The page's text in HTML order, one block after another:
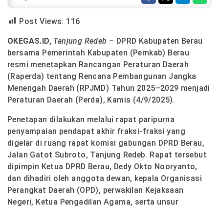
Post Views: 116
OKEGAS.ID, Tanjung Redeb – DPRD Kabupaten Berau
bersama Pemerintah Kabupaten (Pemkab) Berau
resmi menetapkan Rancangan Peraturan Daerah
(Raperda) tentang Rencana Pembangunan Jangka
Menengah Daerah (RPJMD) Tahun 2025–2029 menjadi
Peraturan Daerah (Perda), Kamis (4/9/2025).
Penetapan dilakukan melalui rapat paripurna
penyampaian pendapat akhir fraksi-fraksi yang
digelar di ruang rapat komisi gabungan DPRD Berau,
Jalan Gatot Subroto, Tanjung Redeb. Rapat tersebut
dipimpin Ketua DPRD Berau, Dedy Okto Nooryanto,
dan dihadiri oleh anggota dewan, kepala Organisasi
Perangkat Daerah (OPD), perwakilan Kejaksaan
Negeri, Ketua Pengadilan Agama, serta unsur